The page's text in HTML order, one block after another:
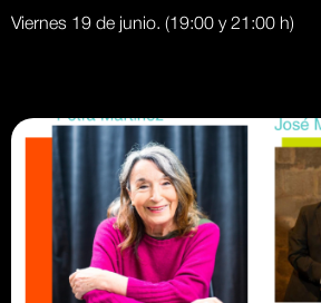
Viernes 19 de junio. (19:00 y 21:00 h)